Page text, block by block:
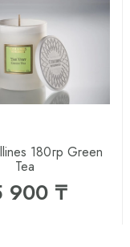
180гр Green
Tea
900 ₸